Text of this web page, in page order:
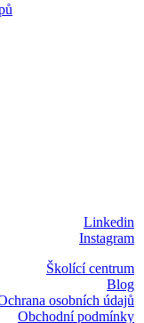
Linkedin
Instagram
Školící centrum
Blog
osobních údajů
Obchodní podmínky